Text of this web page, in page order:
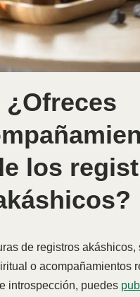
¿Ofreces
los
de registros akáshicos,
o acompañamientos
introspección, puedes